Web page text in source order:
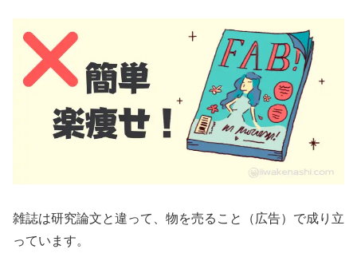
雑誌は研究論文と違って、物を売ること（広告）で成り立
っています。